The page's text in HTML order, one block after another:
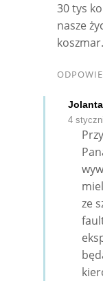
30 tys
nasze
koszmar.
4
ze